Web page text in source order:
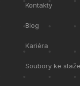
Kontakty
Blog
Kariéra
Soubory ke